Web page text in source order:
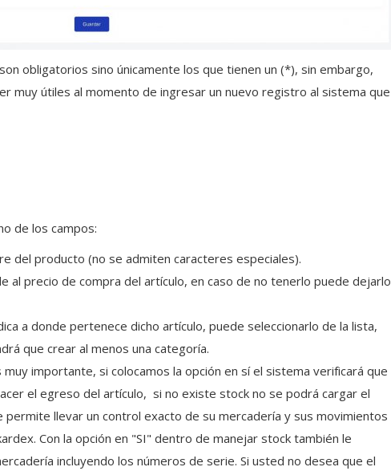
obligatorios sino únicamente los que tienen un (*), sin embargo,
muy útiles al momento de ingresar un nuevo registro al sistema que
de los campos:
del producto (no se admiten caracteres especiales).
al precio de compra del artículo, en caso de no tenerlo puede dejarlo
a donde pertenece dicho artículo, puede seleccionarlo de la lista,
que crear al menos una categoría.
muy importante, si colocamos la opción en sí el sistema verificará que
el egreso del artículo, si no existe stock no se podrá cargar el
permite llevar un control exacto de su mercadería y sus movimientos
Con la opción en "SI" dentro de manejar stock también le
incluyendo los números de serie. Si usted no desea que el